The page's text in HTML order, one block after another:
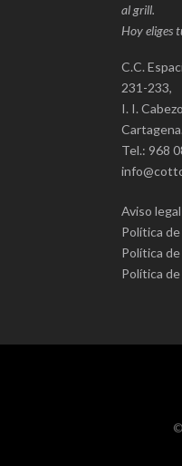
al grill.
Hoy eliges
C.C.
231-233,
I. I.
Tel.: 968
Aviso legal
Política
Política
Política